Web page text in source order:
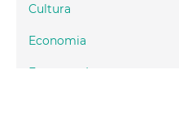
Cultura
Economia
Esporte e Lazer